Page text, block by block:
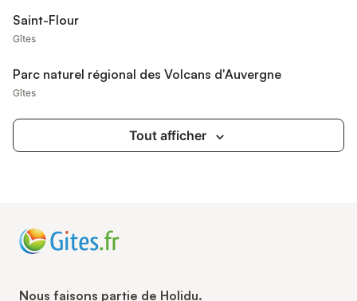
Saint-Flour
Gîtes
Parc naturel régional des Volcans d'Auvergne
Gîtes
Tout afficher
Nous faisons partie de Holidu.